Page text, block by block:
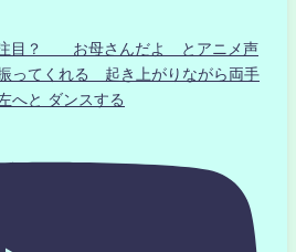
注目？ お母さんだよ とアニメ声
ってくれる 起き上がりながら両手
へと ダンスする